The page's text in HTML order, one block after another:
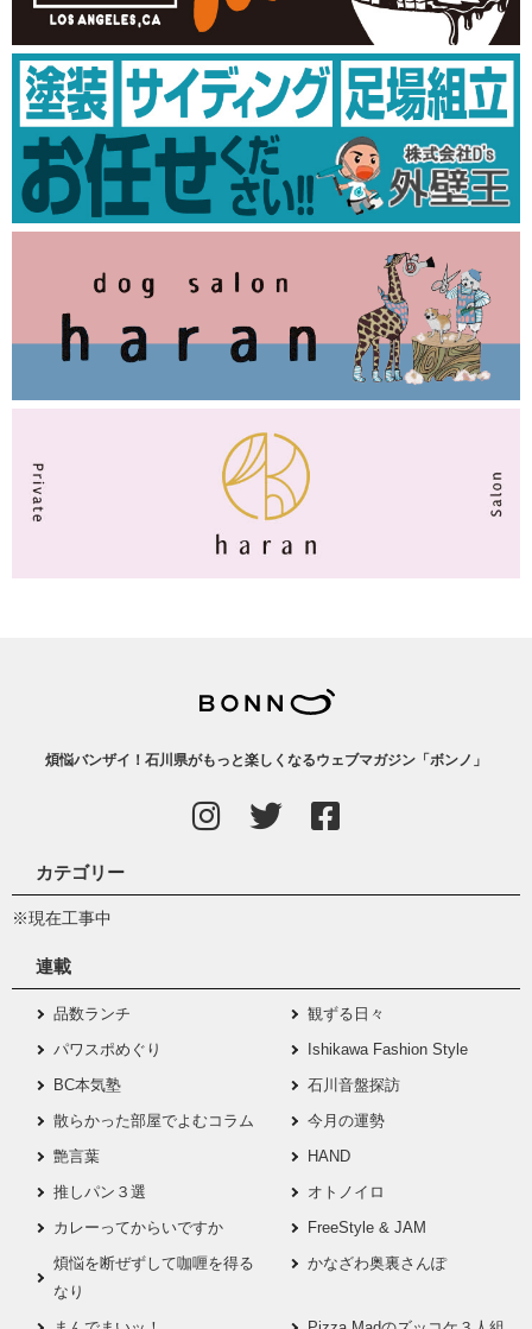
煩悩バンザイ！石川県がもっと楽しくなるウェブマガジン「ボンノ」
カテゴリー
※現在工事中
連載
品数ランチ
観ずる日々
パワスポめぐり
Ishikawa Fashion Style
BC本気塾
石川音盤探訪
散らかった部屋でよむコラム
今月の運勢
艶言葉
HAND
推しパン３選
オトノイロ
カレーってからいですか
FreeStyle & JAM
煩悩を断ぜずして咖喱を得る
なり
かなざわ奥裏さんぽ